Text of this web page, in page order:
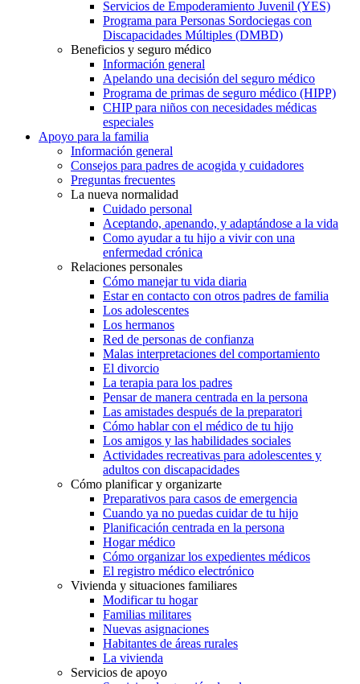
Servicios de Empoderamiento Juvenil (YES)
Programa para Personas Sordociegas con
Discapacidades Múltiples (DMBD)
Beneficios y seguro médico
Información general
Apelando una decisión del seguro médico
Programa de primas de seguro médico (HIPP)
CHIP para niños con necesidades médicas
especiales
Apoyo para la familia
Información general
Consejos para padres de acogida y cuidadores
Preguntas frecuentes
La nueva normalidad
Cuidado personal
Aceptando, apenando, y adaptándose a la vida
Como ayudar a tu hijo a vivir con una
enfermedad crónica
Relaciones personales
Cómo manejar tu vida diaria
Estar en contacto con otros padres de familia
Los adolescentes
Los hermanos
Red de personas de confianza
Malas interpretaciones del comportamiento
El divorcio
La terapia para los padres
Pensar de manera centrada en la persona
Las amistades después de la preparatori
Cómo hablar con el médico de tu hijo
Los amigos y las habilidades sociales
Actividades recreativas para adolescentes y
adultos con discapacidades
Cómo planificar y organizarte
Preparativos para casos de emergencia
Cuando ya no puedas cuidar de tu hijo
Planificación centrada en la persona
Hogar médico
Cómo organizar los expedientes médicos
El registro médico electrónico
Vivienda y situaciones familiares
Modificar tu hogar
Familias militares
Nuevas asignaciones
Habitantes de áreas rurales
La vivienda
Servicios de apoyo